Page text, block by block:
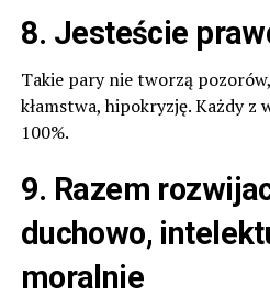
8. Jesteście
Takie pary nie tworzą
kłamstwa, hipokryzję. Każdy z
100%.
9. Razem
duchowo,
moralnie